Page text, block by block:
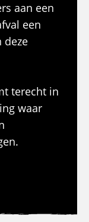
aan een
een
deze
terecht in
waar